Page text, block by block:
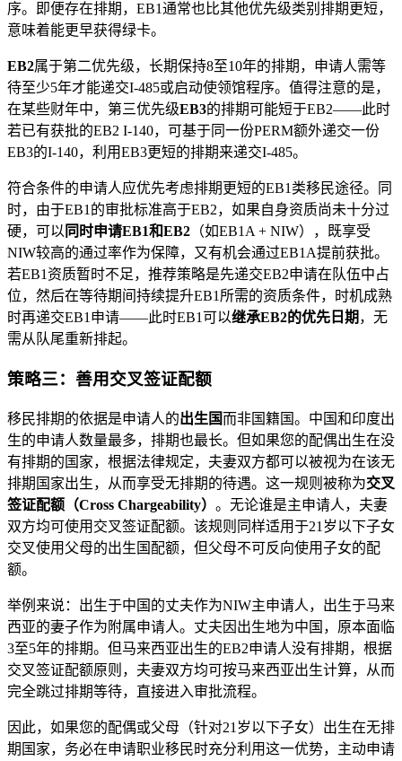
序。即便存在排期，EB1通常也比其他优先级类别排期更短，
意味着能更早获得绿卡。
EB2属于第二优先级，长期保持8至10年的排期，申请人需等
待至少5年才能递交I-485或启动使领馆程序。值得注意的是，
在某些财年中，第三优先级EB3的排期可能短于EB2——此时
若已有获批的EB2 I-140，可基于同一份PERM额外递交一份
EB3的I-140，利用EB3更短的排期来递交I-485。
符合条件的申请人应优先考虑排期更短的EB1类移民途径。同
时，由于EB1的审批标准高于EB2，如果自身资质尚未十分过
硬，可以 同时申请EB1和EB2 （如EB1A + NIW），既享受
NIW较高的通过率作为保障，又有机会通过EB1A提前获批。
若EB1资质暂时不足，推荐策略是先递交EB2申请在队伍中占
位，然后在等待期间持续提升EB1所需的资质条件，时机成熟
时再递交EB1申请——此时EB1可以继承EB2的优先日期 ，无
需从队尾重新排起。
策略三：善用交叉签证配额
移民排期的依据是申请人的出生国 而非国籍国。中国和印度出
生的申请人数量最多，排期也最长。但如果您的配偶出生在没
有排期的国家，根据法律规定，夫妻双方都可以被视为在该无
排期国家出生，从而享受无排期的待遇。这一规则被称为交叉
签证配额（Cross Chargeability） 。无论谁是主申请人，夫妻
双方均可使用交叉签证配额。该规则同样适用于21岁以下子女
交叉使用父母的出生国配额，但父母不可反向使用子女的配
额。
举例来说：出生于中国的丈夫作为NIW主申请人，出生于马来
西亚的妻子作为附属申请人。丈夫因出生地为中国，原本面临
3至5年的排期。但马来西亚出生的EB2申请人没有排期，根据
交叉签证配额原则，夫妻双方均可按马来西亚出生计算，从而
完全跳过排期等待，直接进入审批流程。
因此，如果您的配偶或父母（针对21岁以下子女）出生在无排
期国家，务必在申请职业移民时充分利用这一优势，主动申请